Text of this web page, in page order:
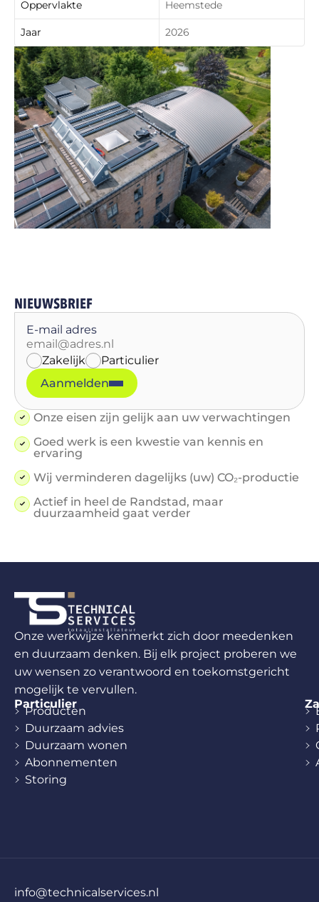
Oppervlakte Heemstede
Jaar 2026
NIEUWSBRIEF
E-mail adres
Zakelijk
Particulier
Aanmelden
Onze eisen zijn gelijk aan uw verwachtingen
Goed werk is een kwestie van kennis en
ervaring
Wij verminderen dagelijks (uw) CO₂-productie
Actief in heel de Randstad, maar
duurzaamheid gaat verder
Onze werkwijze kenmerkt zich door meedenken
en duurzaam denken. Bij elk project proberen we
uw wensen zo verantwoord en toekomstgericht
mogelijk te vervullen.
Particulier
Producten
Duurzaam advies
Duurzaam wonen
Abonnementen
Storing
info@technicalservices.nl